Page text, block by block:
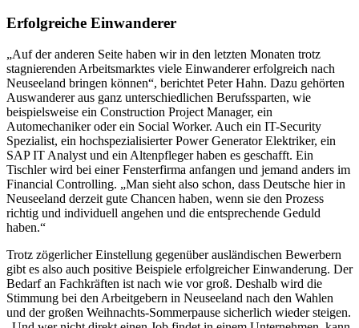
Erfolgreiche Einwanderer
„Auf der anderen Seite haben wir in den letzten Monaten trotz
stagnierenden Arbeitsmarktes viele Einwanderer erfolgreich nach
Neuseeland bringen können“, berichtet Peter Hahn. Dazu gehörten
Auswanderer aus ganz unterschiedlichen Berufssparten, wie
beispielsweise ein Construction Project Manager, ein
Automechaniker oder ein Social Worker. Auch ein IT-Security
Spezialist, ein hochspezialisierter Power Generator Elektriker, ein
SAP IT Analyst und ein Altenpfleger haben es geschafft. Ein
Tischler wird bei einer Fensterfirma anfangen und jemand anders im
Financial Controlling. „Man sieht also schon, dass Deutsche hier in
Neuseeland derzeit gute Chancen haben, wenn sie den Prozess
richtig und individuell angehen und die entsprechende Geduld
haben.“
Trotz zögerlicher Einstellung gegenüber ausländischen Bewerbern
gibt es also auch positive Beispiele erfolgreicher Einwanderung. Der
Bedarf an Fachkräften ist nach wie vor groß. Deshalb wird die
Stimmung bei den Arbeitgebern in Neuseeland nach den Wahlen
und der großen Weihnachts-Sommerpause sicherlich wieder steigen.